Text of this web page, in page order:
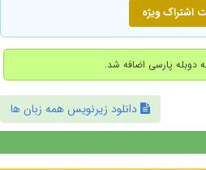
اشتراک ویژه
دانلود زیرنویس همه زبان ها